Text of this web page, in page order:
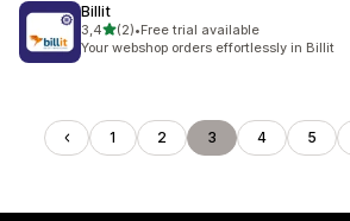
Billit
3,4av 5 stjärnor
(2)
2 recensioner totalt
•Free trial available
Your webshop orders effortlessly in Billit
1 2 3 4 5